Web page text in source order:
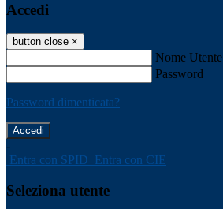
Accedi
button close ×
Nome Utente
Password
Password dimenticata?
-
Entra con SPID Entra con CIE
Seleziona utente